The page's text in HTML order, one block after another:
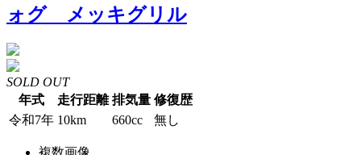
ォグ メッキグリル
SOLD OUT
年式
走行距離 排気量 修復歴
令和7年 10km 660cc 無し